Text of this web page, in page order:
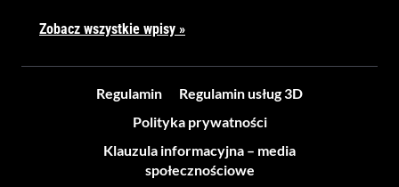
Zobacz wszystkie wpisy »
Regulamin
Regulamin usług 3D
Polityka prywatności
Klauzula informacyjna – media
społecznościowe